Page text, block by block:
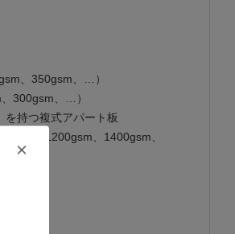
、350gsm、…）
300gsm、…）
持つ複式アパート板
、1200gsm、1400gsm、